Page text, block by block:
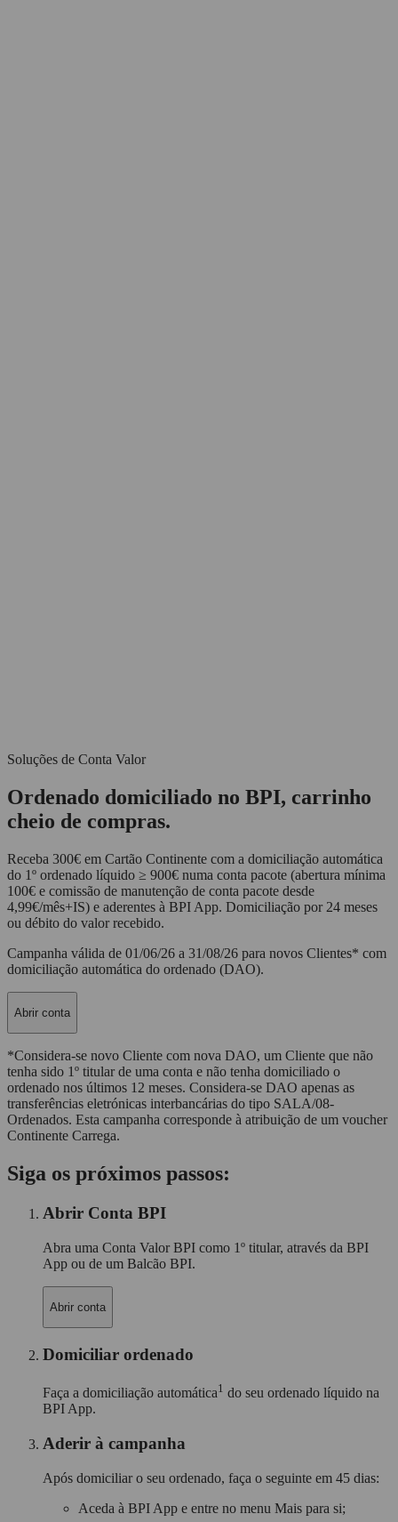
Soluções de Conta Valor
Ordenado domiciliado no BPI, carrinho
cheio de compras.
Receba 300€ em Cartão Continente com a domiciliação automática
do 1º ordenado líquido ≥ 900€ numa conta pacote (abertura mínima
100€ e comissão de manutenção de conta pacote desde
4,99€/mês+IS) e aderentes à BPI App. Domiciliação por 24 meses
ou débito do valor recebido.
Campanha válida de 01/06/26 a 31/08/26 para novos Clientes* com
domiciliação automática do ordenado (DAO).
Abrir conta
*Considera-se novo Cliente com nova DAO, um Cliente que não
tenha sido 1º titular de uma conta e não tenha domiciliado o
ordenado nos últimos 12 meses. Considera-se DAO apenas as
transferências eletrónicas interbancárias do tipo SALA/08-
Ordenados. Esta campanha corresponde à atribuição de um voucher
Continente Carrega.
Siga os próximos passos:
Abrir Conta BPI
Abra uma Conta Valor BPI como 1º titular, através da BPI
App ou de um Balcão BPI.
Abrir conta
Domiciliar ordenado
Faça a domiciliação automática1 do seu ordenado líquido na
BPI App.
Aderir à campanha
Após domiciliar o seu ordenado, faça o seguinte em 45 dias:
Aceda à BPI App e entre no menu Mais para si;